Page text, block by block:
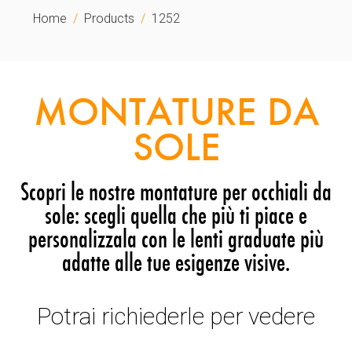
Home Products 1252
MONTATURE DA
SOLE
Scopri le nostre montature per occhiali da
sole: scegli quella che più ti piace e
personalizzala con le lenti graduate più
adatte alle tue esigenze visive.
Potrai richiederle per vedere